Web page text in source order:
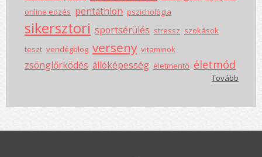
online edzés pentathlon pszichológia
sikersztori sportsérülés stressz szokások
teszt vendégblog verseny vitaminok
zsönglőrködés állóképesség életmentő életmód
Tovább